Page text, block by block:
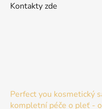
Kontakty zde
Perfect you kosmetický
kompletní péče o pleť -